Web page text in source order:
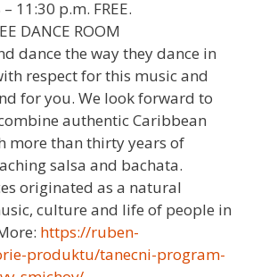
11:30 p.m. FREE.
DANCE ROOM
dance the way they dance in
respect for this music and
for you. We look forward to
authentic Caribbean
more than thirty years of
salsa and bachata.
originated as a natural
culture and life of people in
https://ruben-
produktu/tanecni-program-